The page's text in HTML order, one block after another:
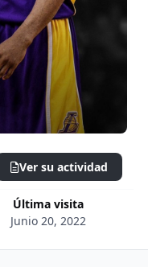
Última visita
Junio 20, 2022
Ver su actividad